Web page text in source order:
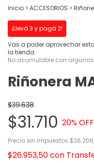
Inicio > ACCESORIOS >
¡Llevá 3 y pagá 2!
Vas a poder aprovechar
la tienda.
No acumulable con
Riñonera
$39.638
$31.710 20% OFF
Precio sin impuestos
$26.953,50con